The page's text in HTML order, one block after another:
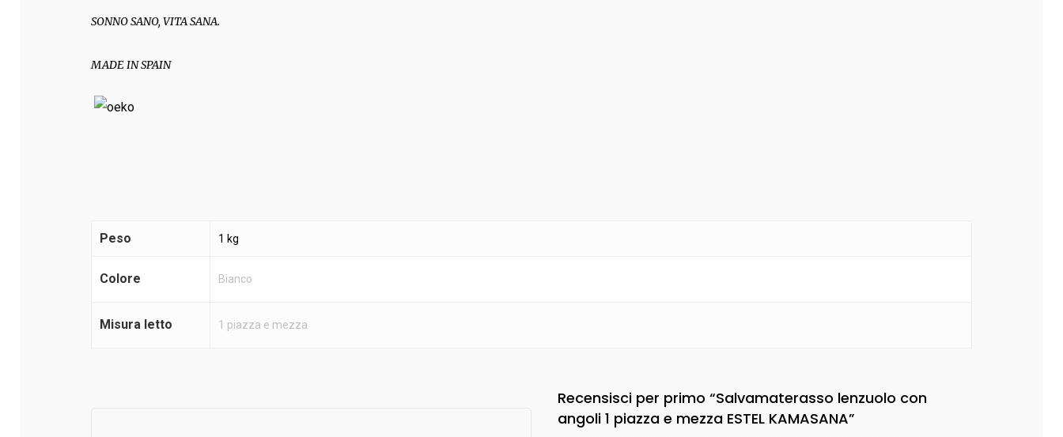
SONNO SANO, VITA SANA.
MADE IN SPAIN
Peso 1 kg
Colore Bianco
Misura letto 1 piazza e mezza
Recensisci per primo “Salvamaterasso lenzuolo con
angoli 1 piazza e mezza ESTEL KAMASANA”